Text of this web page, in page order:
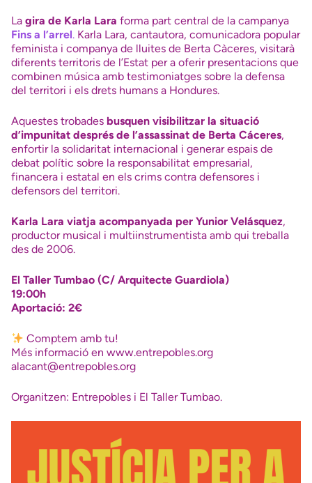
La gira de Karla Lara forma part central de la campanya
Fins a l’arrel. Karla Lara, cantautora, comunicadora popular
feminista i companya de lluites de Berta Càceres, visitarà
diferents territoris de l’Estat per a oferir presentacions que
combinen música amb testimoniatges sobre la defensa
del territori i els drets humans a Hondures.
Aquestes trobades busquen visibilitzar la situació
d’impunitat després de l’assassinat de Berta Cáceres,
enfortir la solidaritat internacional i generar espais de
debat polític sobre la responsabilitat empresarial,
financera i estatal en els crims contra defensores i
defensors del territori.
Karla Lara viatja acompanyada per Yunior Velásquez,
productor musical i multiinstrumentista amb qui treballa
des de 2006.
El Taller Tumbao (C/ Arquitecte Guardiola)
19:00h
Aportació: 2€
Comptem amb tu!
Més informació en www.entrepobles.org
alacant@entrepobles.org
Organitzen: Entrepobles i El Taller Tumbao.